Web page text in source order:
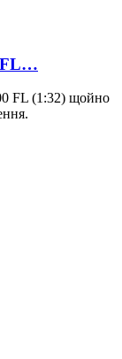
FL…
FL (1:32) щойно